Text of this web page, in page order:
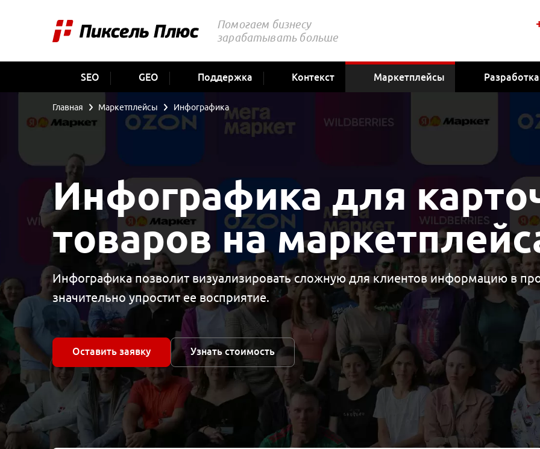
Помогаем бизнесу
зарабатывать больше
SEO GEO Поддержка Контекст Маркетплейсы Разработка
Инфографика для
товаров на
Инфографика позволит визуализировать сложную для клиентов информацию в
значительно упростит ее восприятие.
Оставить заявку Узнать стоимость
Главная Маркетплейсы Инфографика